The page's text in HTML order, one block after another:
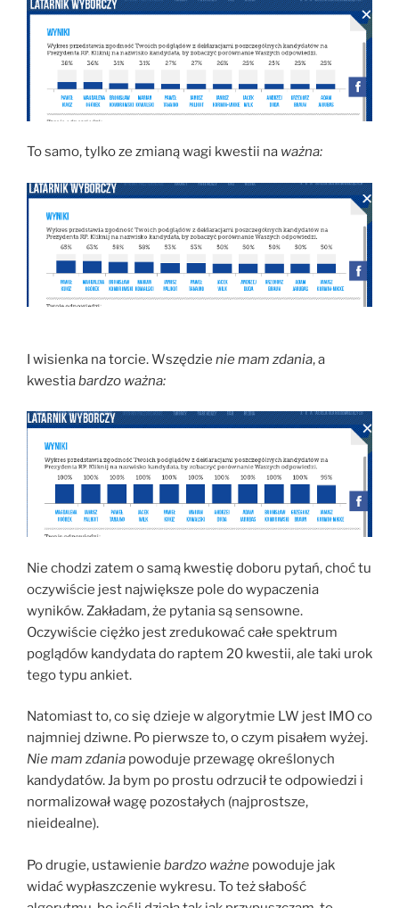
To samo, tylko ze zmianą wagi kwestii na ważna:
I wisienka na torcie. Wszędzie nie mam zdania, a
kwestiabardzo ważna:
Nie chodzi zatem o samą kwestię doboru pytań, choć tu
oczywiście jest największe pole do wypaczenia
wyników. Zakładam, że pytania są sensowne.
Oczywiście ciężko jest zredukować całe spektrum
poglądów kandydata do raptem 20 kwestii, ale taki urok
tego typu ankiet.
Natomiast to, co się dzieje w algorytmie LW jest IMO co
najmniej dziwne. Po pierwsze to, o czym pisałem wyżej.
Nie mam zdania powoduje przewagę określonych
kandydatów. Ja bym po prostu odrzucił te odpowiedzi i
normalizował wagę pozostałych (najprostsze,
nieidealne).
Po drugie, ustawienie bardzo ważne powoduje jak
widać wypłaszczenie wykresu. To też słabość